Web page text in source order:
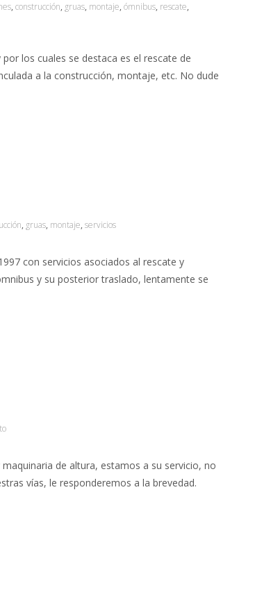
, construcción, gruas, montaje, ómnibus, rescate,
los cuales se destaca es el rescate de
a la construcción, montaje, etc. No dude
, gruas, montaje, servicios
con servicios asociados al rescate y
y su posterior traslado, lentamente se
de altura, estamos a su servicio, no
vías, le responderemos a la brevedad.